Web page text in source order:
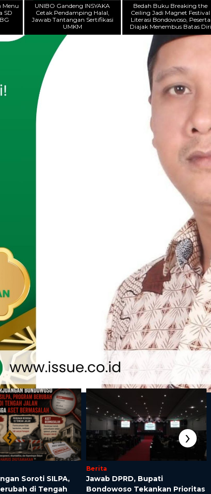
Menu
SD
UNIBO Gandeng INSYAKA
Cetak Pendamping Halal,
Jawab Tantangan Sertifikasi
UMKM
Bedah Buku Breaking the
Ceiling Jadi Magnet Festival
Literasi Bondowoso, Peserta
Diajak Menembus Batas Diri
PKB DPRD Jatim, Nur Faizin Setuju
Pengesahan Raperda PT BPR Jadi
Kesehatan Jadi Prioritas Penting,
RI Lia Istifhama Dukung RSUD Haji
dan Otonomi Daerah
Jawa Timur Gelar Sosialisasi
Implementasi Tata Naskah dan
Dinas
2025 - 13:51 WIB
Soroti SILPA,
di Tengah
Berita
Jawab DPRD, Bupati
Bondowoso Tekankan Prioritas
›